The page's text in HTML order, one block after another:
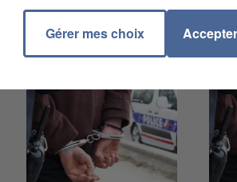
Gérer mes choix